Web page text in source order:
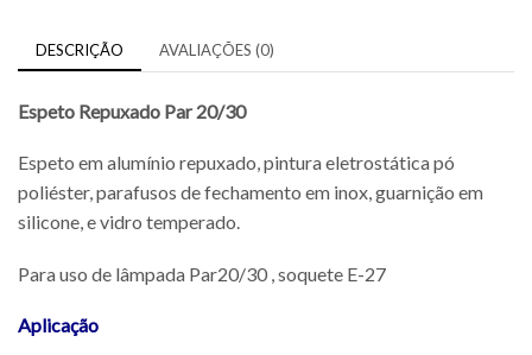
DESCRIÇÃO AVALIAÇÕES (0)
Espeto Repuxado Par 20/30
Espeto em alumínio repuxado, pintura eletrostática pó
poliéster, parafusos de fechamento em inox, guarnição em
silicone, e vidro temperado.
Para uso de lâmpada Par20/30 , soquete E-27
Aplicação